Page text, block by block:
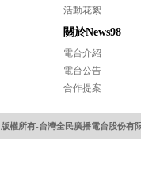
活動花絮
關於News98
電台介紹
電台公告
合作提案
版權所有-台灣全民廣播電台股份有